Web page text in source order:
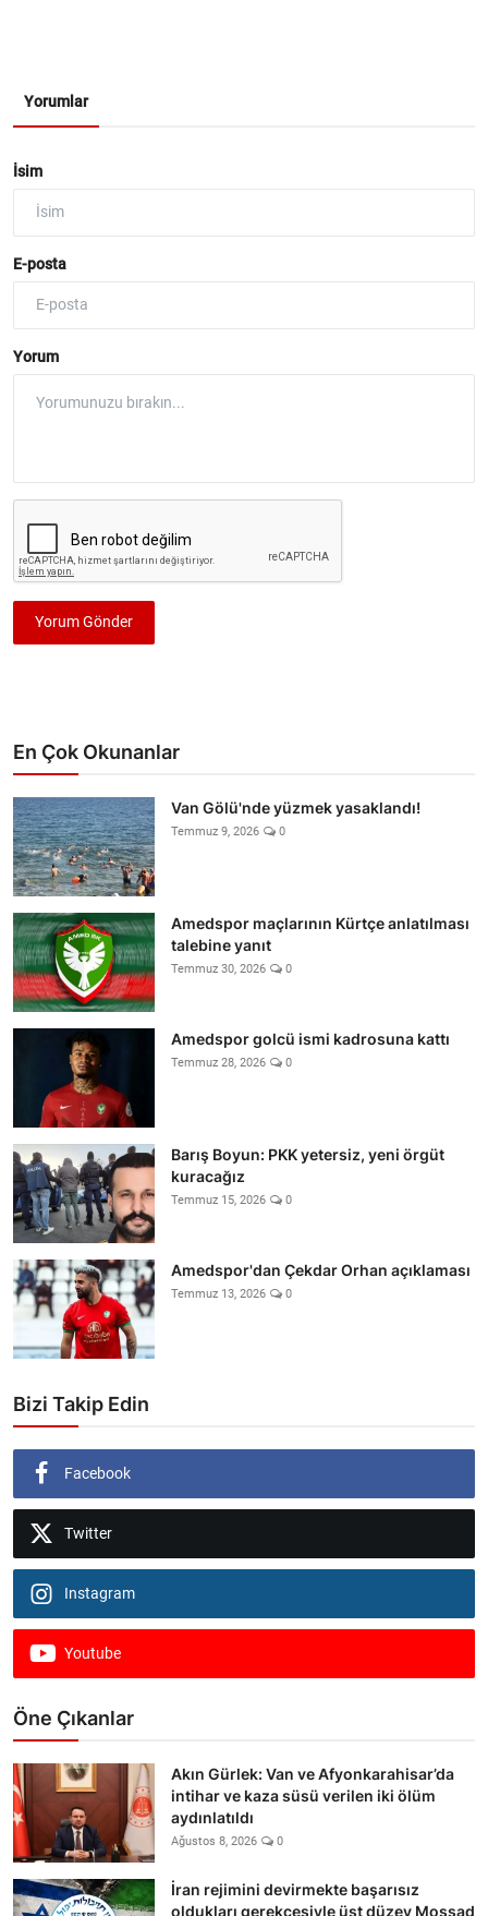
Yorumlar
İsim
E-posta
Yorum
Yorum Gönder
En Çok Okunanlar
Van Gölü'nde yüzmek yasaklandı!
Temmuz 9, 2026 0
Amedspor maçlarının Kürtçe anlatılması
talebine yanıt
Temmuz 30, 2026 0
Amedspor golcü ismi kadrosuna kattı
Temmuz 28, 2026 0
Barış Boyun: PKK yetersiz, yeni örgüt
kuracağız
Temmuz 15, 2026 0
Amedspor'dan Çekdar Orhan açıklaması
Temmuz 13, 2026 0
Bizi Takip Edin
Facebook
Twitter
Instagram
Youtube
Öne Çıkanlar
Akın Gürlek: Van ve Afyonkarahisar’da
intihar ve kaza süsü verilen iki ölüm
aydınlatıldı
Ağustos 8, 2026 0
İran rejimini devirmekte başarısız
oldukları gerekçesiyle üst düzey Mossad